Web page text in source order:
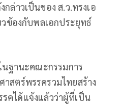
ล่าวเป็นของ ส.ว.ทรงเอ
ข้องกับพลเอกประยุทธ์
ฐานะคณะกรรมการ
สตร์พรรครวมไทยสร้าง
คได้แจ้งแล้วว่าผู้ที่เป็น